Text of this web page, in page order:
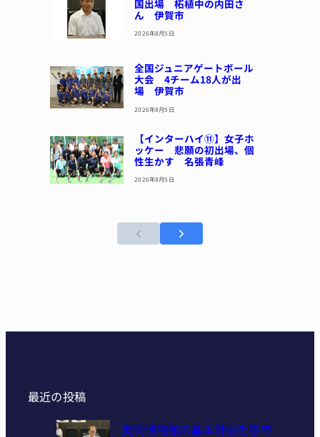
国出場 柘植中の内田さ
ん 伊賀市
2026年8月5日
全国ジュニアゲートボール
大会 4チーム18人が出
場 伊賀市
2026年8月5日
【インターハイ⑪】女子ホ
ッケー 悲願の初出場、個
性生かす 名張青峰
2026年8月5日
最近の投稿
美術博物館の基本計画を答申